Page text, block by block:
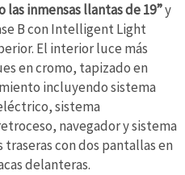
inmensas llantas de 19”y
B con Intelligent Light
El interior luce más
en cromo, tapizado en
incluyendo sistema
sistema
navegador y sistema
con dos pantallas en
delanteras.